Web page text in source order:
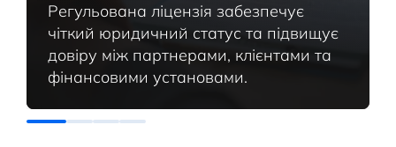
Регульована ліцензія забезпечує
чіткий юридичний статус та підвищує
довіру між партнерами, клієнтами та
фінансовими установами.